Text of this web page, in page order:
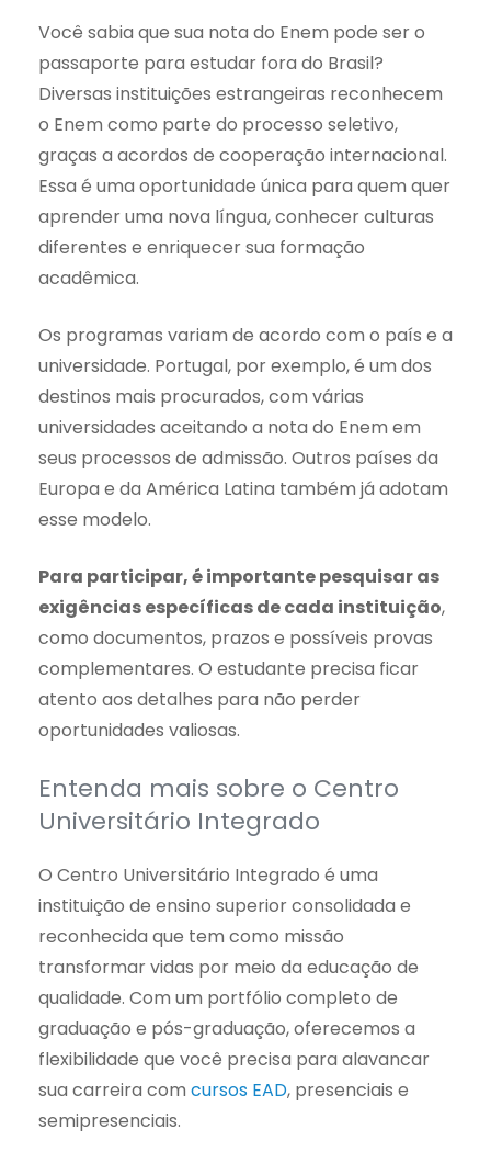
Você sabia que sua nota do Enem pode ser o
passaporte para estudar fora do Brasil?
Diversas instituições estrangeiras reconhecem
o Enem como parte do processo seletivo,
graças a acordos de cooperação internacional.
Essa é uma oportunidade única para quem quer
aprender uma nova língua, conhecer culturas
diferentes e enriquecer sua formação
acadêmica.
Os programas variam de acordo com o país e a
universidade. Portugal, por exemplo, é um dos
destinos mais procurados, com várias
universidades aceitando a nota do Enem em
seus processos de admissão. Outros países da
Europa e da América Latina também já adotam
esse modelo.
Para participar, é importante pesquisar as
exigências específicas de cada instituição,
como documentos, prazos e possíveis provas
complementares. O estudante precisa ficar
atento aos detalhes para não perder
oportunidades valiosas.
Entenda mais sobre o Centro
Universitário Integrado
O Centro Universitário Integrado é uma
instituição de ensino superior consolidada e
reconhecida que tem como missão
transformar vidas por meio da educação de
qualidade. Com um portfólio completo de
graduação e pós-graduação, oferecemos a
flexibilidade que você precisa para alavancar
sua carreira com cursos EAD, presenciais e
semipresenciais.